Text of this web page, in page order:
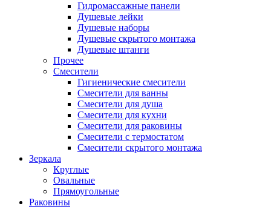
Гидромассажные панели
Душевые лейки
Душевые наборы
Душевые скрытого монтажа
Душевые штанги
Прочее
Смесители
Гигиенические смесители
Смесители для ванны
Смесители для душа
Смесители для кухни
Смесители для раковины
Смесители с термостатом
Смесители скрытого монтажа
Зеркала
Круглые
Овальные
Прямоугольные
Раковины